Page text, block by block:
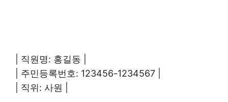
| 직원명: 홍길동 |
| 주민등록번호: 123456-1234567 |
| 직위: 사원 |